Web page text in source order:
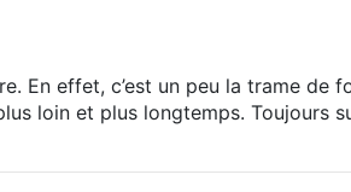
En effet, c’est un peu la trame de
loin et plus longtemps. Toujours